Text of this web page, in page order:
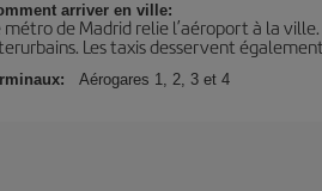
arriver en ville:
métro de Madrid relie l’aéroport à la
Les taxis desservent
Aérogares 1, 2, 3 et 4